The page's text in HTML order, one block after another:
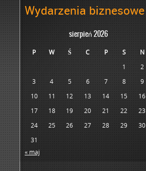
Wydarzenia biznesowe
sierpień 2026
P W Ś C P S
N
1
2
3
4 5 6 7 8
9
10
11 12 13 14 15
16
17
18 19 20 21 22
23
24
25 26 27 28 29
30
31
« maj